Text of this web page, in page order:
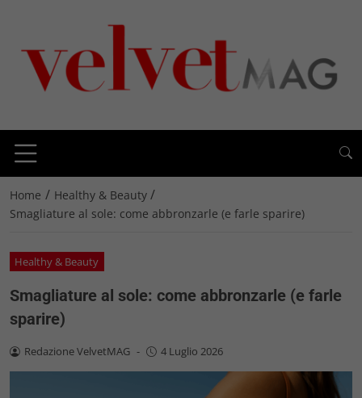
Home / Healthy & Beauty /
Smagliature al sole: come abbronzarle (e farle sparire)
Healthy & Beauty
Smagliature al sole: come abbronzarle (e farle
sparire)
Redazione VelvetMAG - 4 Luglio 2026